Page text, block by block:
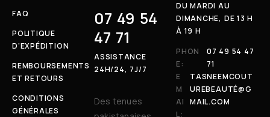
FAQ
POLITIQUE
D’EXPÉDITION
REMBOURSEMENTS
ET RETOURS
CONDITIONS
GÉNÉRALES
07 49 54
47 71
ASSISTANCE
24H/24, 7J/7
Des tenues
DU MARDI AU
DIMANCHE, DE 13 H
À 19 H
PHON
E:
07 49 54 47
71
E
M
AI
L:
TASNEEMCOUT
UREBEAUTÉ@G
MAIL.COM